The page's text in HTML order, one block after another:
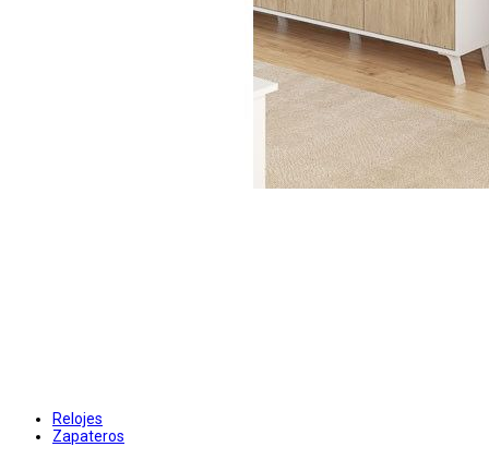
Relojes
Zapateros